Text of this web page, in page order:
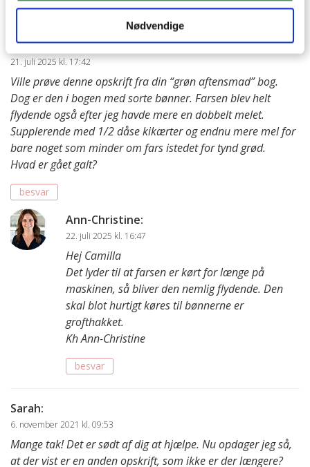
Nødvendige
besvar
Camilla:
21. juli 2025 kl. 17:42
Ville prøve denne opskrift fra din “grøn aftensmad” bog.
Dog er den i bogen med sorte bønner. Farsen blev helt
flydende også efter jeg havde mere en dobbelt melet.
Supplerende med 1/2 dåse kikærter og endnu mere mel for
bare noget som minder om fars istedet for tynd grød.
Hvad er gået galt?
besvar
Ann-Christine:
22. juli 2025 kl. 16:47
Hej Camilla
Det lyder til at farsen er kørt for længe på
maskinen, så bliver den nemlig flydende. Den
skal blot hurtigt køres til bønnerne er
grofthakket.
Kh Ann-Christine
besvar
Sarah:
6. november 2021 kl. 09:53
Mange tak! Det er sødt af dig at hjælpe. Nu opdager jeg så,
at der vist er en anden opskrift, som ikke er der længere?